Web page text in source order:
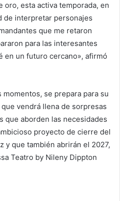
oro, esta activa temporada, en
de interpretar personajes
que me retaron
para las interesantes
en un futuro cercano», afirmó
se prepara para su
vendrá llena de sorpresas
que aborden las necesidades
proyecto de cierre del
y que también abrirán el 2027,
Teatro by Nileny Dippton